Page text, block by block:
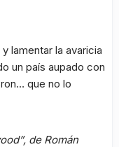
lamentar la avaricia
un país aupado con
que no lo
de Román